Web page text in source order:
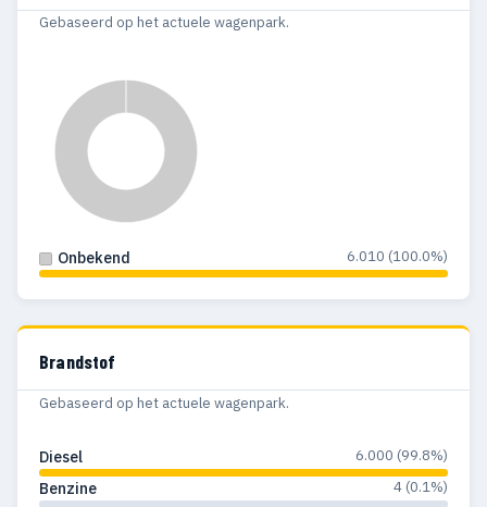
Gebaseerd op het actuele wagenpark.
Onbekend 6.010 (100.0%)
Brandstof
Gebaseerd op het actuele wagenpark.
Diesel 6.000 (99.8%)
Benzine 4 (0.1%)